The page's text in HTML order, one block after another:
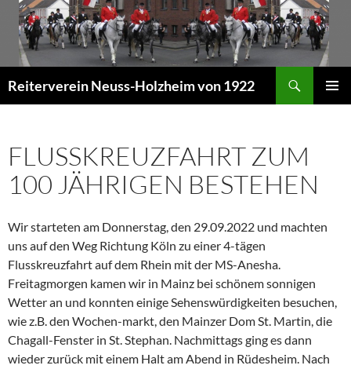
Zum
Inhalt
springen
Reiterverein Neuss-Holzheim von 1922
FLUSSKREUZFAHRT ZUM
100 JÄHRIGEN BESTEHEN
Wir starteten am Donnerstag, den 29.09.2022 und machten
uns auf den Weg Richtung Köln zu einer 4-tägen
Flusskreuzfahrt auf dem Rhein mit der MS-Anesha.
Freitagmorgen kamen wir in Mainz bei schönem sonnigen
Wetter an und konnten einige Sehenswürdigkeiten besuchen,
wie z.B. den Wochen-markt, den Mainzer Dom St. Martin, die
Chagall-Fenster in St. Stephan. Nachmittags ging es dann
wieder zurück mit einem Halt am Abend in Rüdesheim. Nach